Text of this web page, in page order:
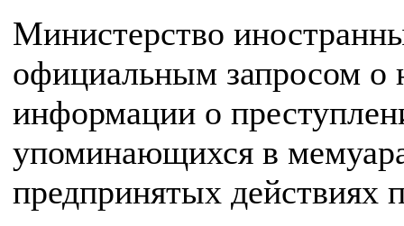
Министерство
официальным запросом о
информации о
упоминающихся в
предпринятых действиях